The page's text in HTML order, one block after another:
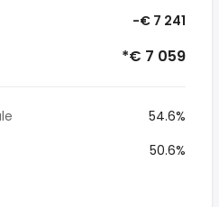
-€ 7 241
*€ 7 059
54.6%
50.6%